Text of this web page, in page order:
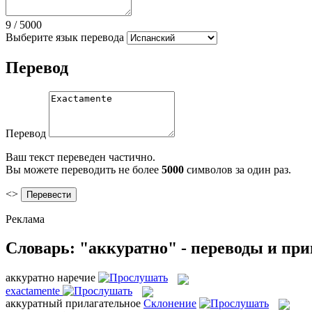
9 / 5000
Выберите язык перевода
Перевод
Перевод
Ваш текст переведен частично.
Вы можете переводить не более 5000 символов за один раз.
<>
Реклама
Словарь: "аккуратно" - переводы и
аккуратно наречие
exactamente
аккуратный прилагательное Склонение